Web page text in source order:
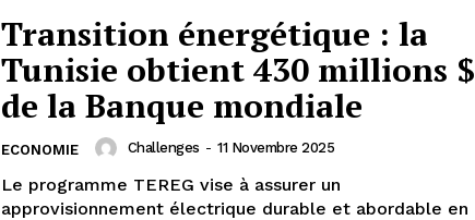
Transition énergétique : la
Tunisie obtient 430 millions $
de la Banque mondiale
ECONOMIE Challenges - 11 Novembre 2025
Le programme TEREG vise à assurer un
approvisionnement électrique durable et abordable en